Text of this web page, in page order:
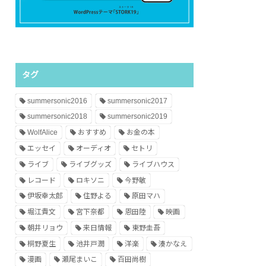
タグ
summersonic2016
summersonic2017
summersonic2018
summersonic2019
WolfAlice
おすすめ
お金の本
エッセイ
オーディオ
セトリ
ライブ
ライブグッズ
ライブハウス
レコード
ロキソニ
今野敏
伊坂幸太郎
住野よる
原田マハ
堀江貴文
宮下奈都 恩田陸
映画
朝井リョウ
来日情報
東野圭吾
桐野夏生
池井戸潤 洋楽
湊かなえ
漫画
瀬尾まいこ 百田尚樹